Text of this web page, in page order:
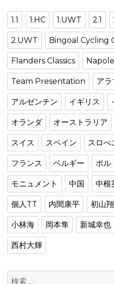
1.1 1.HC 1.UWT 2.1
2.UWT Bingoal Cycling
Flanders Classics
Team Presentation ア
アルゼンチン イギリス
オランダ オーストラリア
スイス スペイン スロべ
フランス ベルギー ポル
モニュメント 中国 中根
個人TT 内間康平 初山翔
小林海 岡本隼 新城幸也
西村大輝
検